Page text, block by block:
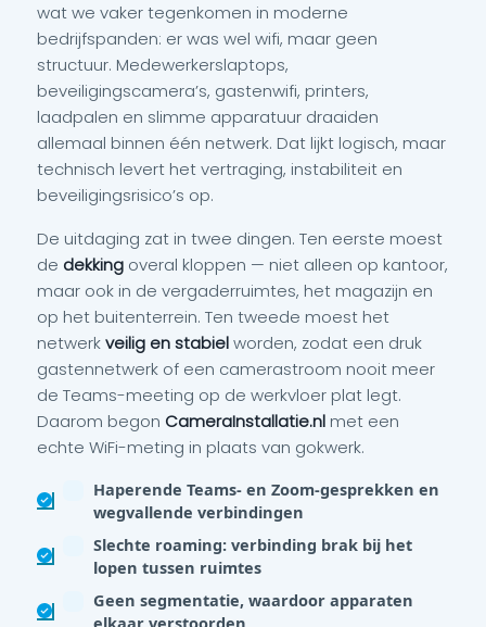
wat we vaker tegenkomen in moderne
bedrijfspanden: er was wel wifi, maar geen
structuur. Medewerkerslaptops,
beveiligingscamera’s, gastenwifi, printers,
laadpalen en slimme apparatuur draaiden
allemaal binnen één netwerk. Dat lijkt logisch, maar
technisch levert het vertraging, instabiliteit en
beveiligingsrisico’s op.
De uitdaging zat in twee dingen. Ten eerste moest
de dekking overal kloppen — niet alleen op kantoor,
maar ook in de vergaderruimtes, het magazijn en
op het buitenterrein. Ten tweede moest het
netwerkveilig en stabielworden, zodat een druk
gastennetwerk of een camerastroom nooit meer
de Teams-meeting op de werkvloer plat legt.
Daarom begon CameraInstallatie.nl met een
echte WiFi-meting in plaats van gokwerk.
Haperende Teams- en Zoom-gesprekken en
wegvallende verbindingen
Slechte roaming: verbinding brak bij het
lopen tussen ruimtes
Geen segmentatie, waardoor apparaten